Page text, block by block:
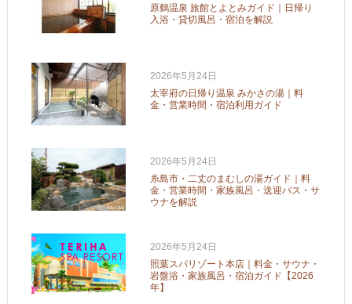
原鶴温泉 旅館とよとみガイド｜日帰り
入浴・貸切風呂・宿泊を解説
2026年5月24日
太宰府の日帰り温泉 みかさの湯｜料
金・営業時間・宿泊利用ガイド
2026年5月24日
糸島市・二丈のまむしの湯ガイド｜料
金・営業時間・家族風呂・送迎バス・サ
ウナを解説
2026年5月24日
照葉スパリゾート本店｜料金・サウナ・
岩盤浴・家族風呂・宿泊ガイド【2026
年】